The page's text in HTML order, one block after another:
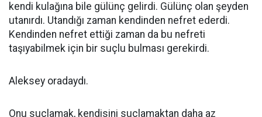
kendi kulağına bile gülünç gelirdi. Gülünç olan şeyden
utanırdı. Utandığı zaman kendinden nefret ederdi.
Kendinden nefret ettiği zaman da bu nefreti
taşıyabilmek için bir suçlu bulması gerekirdi.
Aleksey oradaydı.
Onu suçlamak, kendisini suçlamaktan daha az